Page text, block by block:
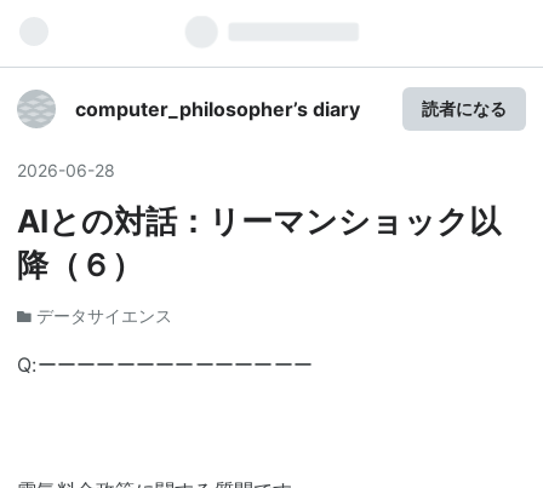
computer_philosopher’s diary 読者になる
2026-06-28
AIとの対話：リーマンショック以
降（６）
データサイエンス
Q:ーーーーーーーーーーーーーー